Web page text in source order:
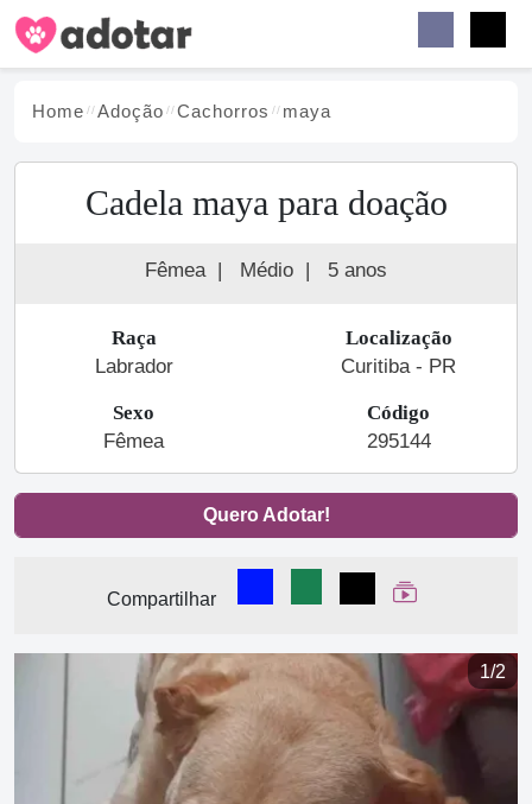
Home Adoção Cachorros maya
Cadela maya para doação
Fêmea | Médio | 5 anos
Raça
Labrador
Localização
Curitiba - PR
Sexo
Fêmea
Código
295144
Quero Adotar!
Compartilhar
Compartilhar no Facebook
Compartilhar no
Compartilhar
Ver Web Story
1/2